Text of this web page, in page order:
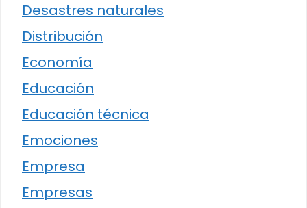
Desastres naturales
Distribución
Economía
Educación
Educación técnica
Emociones
Empresa
Empresas